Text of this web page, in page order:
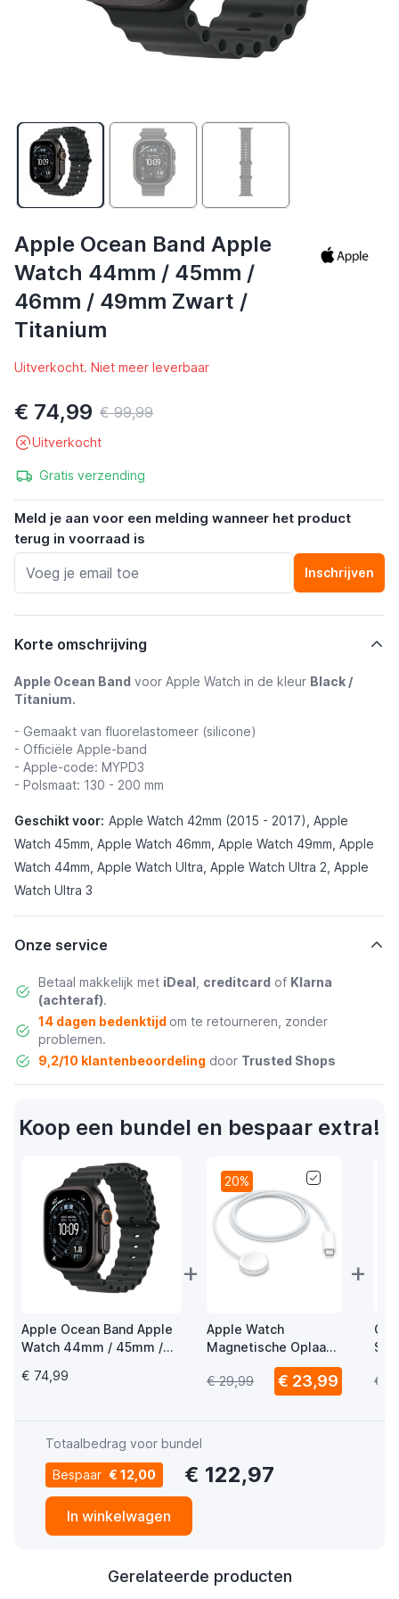
Apple Ocean Band Apple
Watch 44mm / 45mm /
46mm / 49mm Zwart /
Titanium
Uitverkocht. Niet meer leverbaar
€ 74,99 € 99,99
Uitverkocht
Gratis verzending
Meld je aan voor een melding wanneer het product
terug in voorraad is
Inschrijven
Korte omschrijving
Apple Ocean Band voor Apple Watch in de kleur Black /
Titanium.
- Gemaakt van fluorelastomeer (silicone)
- Officiële Apple-band
- Apple-code: MYPD3
- Polsmaat: 130 - 200 mm
Geschikt voor: Apple Watch 42mm (2015 - 2017), Apple
Watch 45mm, Apple Watch 46mm, Apple Watch 49mm, Apple
Watch 44mm, Apple Watch Ultra, Apple Watch Ultra 2, Apple
Watch Ultra 3
Onze service
Betaal makkelijk met iDeal creditcard of Klarna
(achteraf).
14 dagen bedenktijd om te retourneren, zonder
problemen.
9,2/10 klantenbeoordelingdoor Trusted Shops
Koop een bundel en bespaar extra!
Apple Ocean Band Apple
Watch 44mm / 45mm /
Titanium
€ 74,99
+
20%
Apple Watch
Magnetische Oplaad
USB-C Kabel 1m
€ 29,99
€ 23,99
+
€
Totaalbedrag voor bundel
Bespaar € 12,00 € 122,97
In winkelwagen
Gerelateerde producten